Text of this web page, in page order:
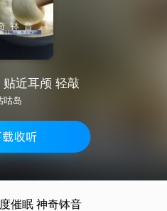
近耳颅 轻敲
咕岛
催眠 神奇钵音